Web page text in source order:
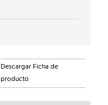
Descargar Ficha de
producto